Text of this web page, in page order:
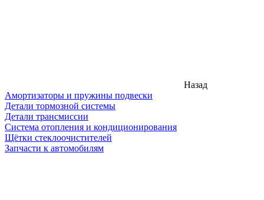
Назад
Амортизаторы и пружины подвески
Детали тормозной системы
Детали трансмиссии
Система отопления и кондиционирования
Щётки стеклоочистителей
Запчасти к автомобилям